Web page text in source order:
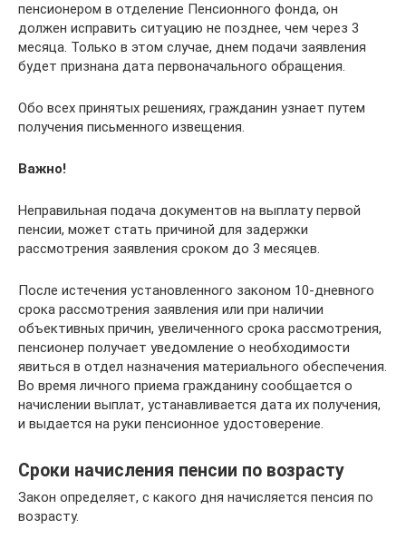
пенсионером в отделение Пенсионного фонда, он
должен исправить ситуацию не позднее, чем через 3
месяца. Только в этом случае, днем подачи заявления
будет признана дата первоначального обращения.
Обо всех принятых решениях, гражданин узнает путем
получения письменного извещения.
Важно!
Неправильная подача документов на выплату первой
пенсии, может стать причиной для задержки
рассмотрения заявления сроком до 3 месяцев.
После истечения установленного законом 10-дневного
срока рассмотрения заявления или при наличии
объективных причин, увеличенного срока рассмотрения,
пенсионер получает уведомление о необходимости
явиться в отдел назначения материального обеспечения.
Во время личного приема гражданину сообщается о
начислении выплат, устанавливается дата их получения,
и выдается на руки пенсионное удостоверение.
Сроки начисления пенсии по возрасту
Закон определяет, с какого дня начисляется пенсия по
возрасту.